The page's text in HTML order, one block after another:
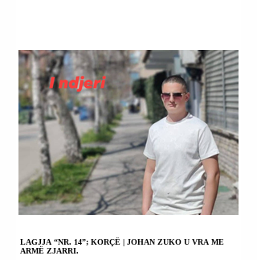
LAGJJA “NR. 14”; KORÇË | JOHAN ZUKO U VRA ME
ARMË ZJARRI.